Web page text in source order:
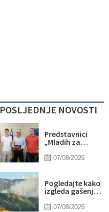
POSLJEDNJE NOVOSTI
Predstavnici
„Mladih za
gradonačelniku
07/08/2026
Pogledajte kako
izgleda gašenje
helikoptera
07/08/2026